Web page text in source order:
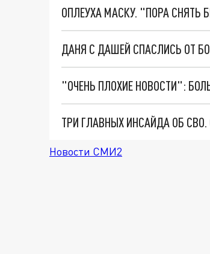
ОПЛЕУХА МАСКУ. "ПОРА СНЯТЬ
ДАНЯ С ДАШЕЙ СПАСЛИСЬ ОТ
Новости СМИ2